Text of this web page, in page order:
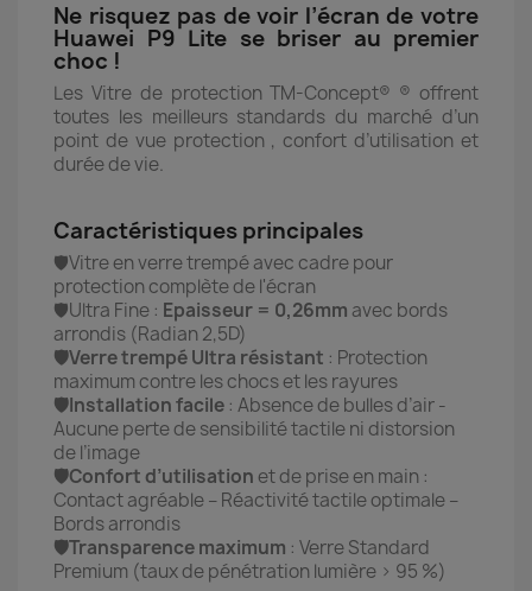
Ne risquez pas de voir l’écran de votre
Huawei P9 Lite se briser au premier
choc !
Les Vitre de protection TM-Concept® ® offrent
toutes les meilleurs standards du marché d’un
point de vue protection , confort d’utilisation et
durée de vie.
Caractéristiques principales
🛡️Vitre en verre trempé avec cadre pour
protection complète de l'écran
🛡️Ultra Fine : Epaisseur = 0,26mm avec bords
arrondis (Radian 2,5D)
🛡️Verre trempé Ultra résistant : Protection
maximum contre les chocs et les rayures
🛡️Installation facile : Absence de bulles d’air -
Aucune perte de sensibilité tactile ni distorsion
de l’image
🛡️Confort d’utilisation et de prise en main :
Contact agréable – Réactivité tactile optimale –
Bords arrondis
🛡️Transparence maximum : Verre Standard
Premium (taux de pénétration lumière > 95 %)